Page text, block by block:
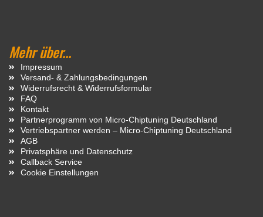
Mehr über...
Impressum
Versand- & Zahlungsbedingungen
Widerrufsrecht & Widerrufsformular
FAQ
Kontakt
Partnerprogramm von Micro-Chiptuning Deutschland
Vertriebspartner werden – Micro-Chiptuning Deutschland
AGB
Privatsphäre und Datenschutz
Callback Service
Cookie Einstellungen